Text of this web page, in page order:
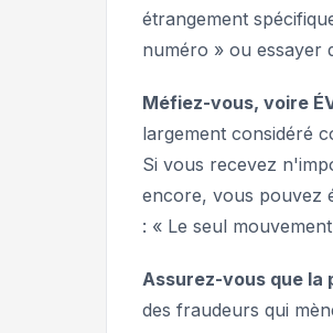
étrangement
numéro » ou essayer
Méfiez-vous, voire
largement considéré
Si vous recevez
encore, vous pouvez
: « Le seul
Assurez-vous que la
des fraudeurs qui